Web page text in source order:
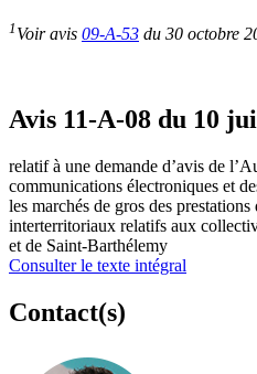
1 Voir avis 09-A-53 du 30 octobre
Avis 11-A-08 du 10
relatif à une demande d’avis de
communications électroniques et
les marchés de gros des
interterritoriaux relatifs aux
et de Saint-Barthélemy
Consulter le texte intégral
Contact(s)